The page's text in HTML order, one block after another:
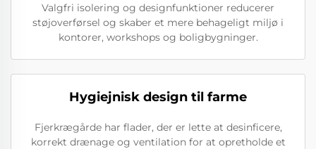
Valgfri isolering og designfunktioner reducerer
støjoverførsel og skaber et mere behageligt miljø i
kontorer, workshops og boligbygninger.
Hygiejnisk design til farme
Fjerkrægårde har flader, der er lette at desinficere,
korrekt drænage og ventilation for at opretholde et